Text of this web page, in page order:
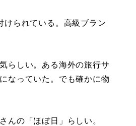
られている。高級ブラン
らしい。ある海外の旅行サ
なっていた。でも確かに物
んの「ほぼ日」らしい。